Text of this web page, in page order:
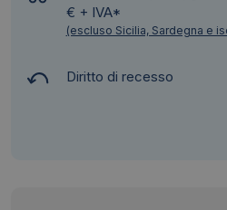
€ + IVA*
(escluso Sicilia, Sardegna e
Diritto di recesso